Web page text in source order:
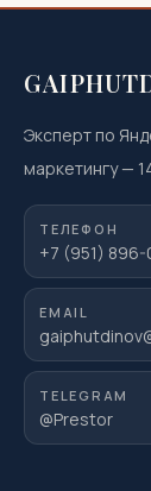
Эксперт по
маркетингу—
ТЕЛЕФОН
+7 (951) 896-
EMAIL
TELEGRAM
@Prestor